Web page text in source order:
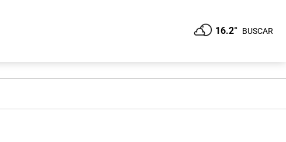
16.2° BUSCAR